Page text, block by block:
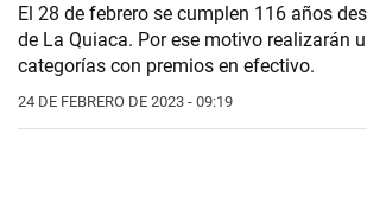
El 28 de febrero se cumplen 116 años
de La Quiaca. Por ese motivo realizarán
categorías con premios en efectivo.
24 DE FEBRERO DE 2023 - 09:19